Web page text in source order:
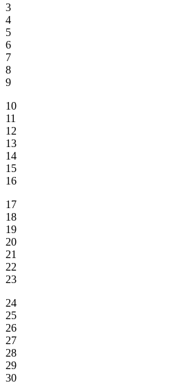
3
4
5
6
7
8
9
10
11
12
13
14
15
16
17
18
19
20
21
22
23
24
25
26
27
28
29
30